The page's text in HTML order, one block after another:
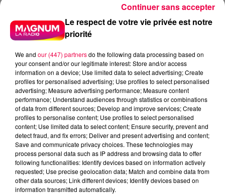
podcasts/2025/09/GT.mp3
Le respect de votre vie privée est notre
priorité
We and our (447) partnersdo the following data processing based on
your consent and/or our legitimate interest: Store and/or access
information on a device; Use limited data to select advertising; Create
profiles for personalised advertising; Use profiles to select personalised
advertising; Measure advertising performance; Measure content
performance; Understand audiences through statistics or combinations
of data from different sources; Develop and improve services; Create
profiles to personalise content; Use profiles to select personalised
content; Use limited data to select content; Ensure security, prevent and
detect fraud, and fix errors; Deliver and present advertising and content;
Save and communicate privacy choices. These technologies may
process personal data such as IP address and browsing data to offer
following functionalities: Identify devices based on information actively
requested; Use precise geolocation data; Match and combine data from
other data sources; Link different devices; Identify devices based on
information transmitted automatically.
Continuer sans accepter